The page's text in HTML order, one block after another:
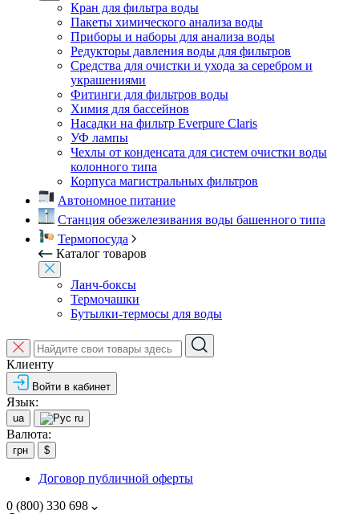
Кран для фильтра воды
Пакеты химического анализа воды
Приборы и наборы для анализа воды
Редукторы давления воды для фильтров
Средства для очистки и ухода за серебром и
украшениями
Фитинги для фильтров воды
Химия для бассейнов
Насадки на фильтр Everpure Claris
УФ лампы
Чехлы от конденсата для систем очистки воды
колонного типа
Корпуса магистральных фильтров
Автономное питание
Станция обезжелезивания воды башенного типа
Термопосуда
Каталог товаров
Ланч-боксы
Термочашки
Бутылки-термосы для воды
Клиенту
Войти в кабинет
Язык:
ua ru
Валюта:
грн $
Договор публичной оферты
0 (800) 330 698